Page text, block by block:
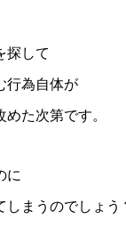
探して
行為自体が
た次第です。
に
しまうのでしょう